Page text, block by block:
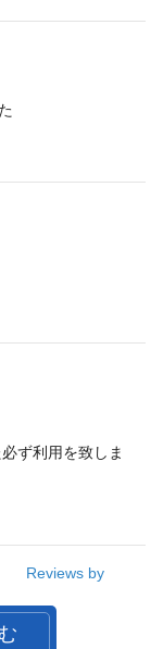
ず利用を致しま
Reviews by